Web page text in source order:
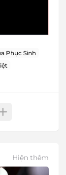
Phục Sinh
Hiện thêm